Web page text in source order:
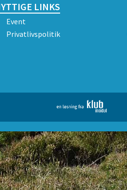
LINKS
Event
Privatlivspolitik